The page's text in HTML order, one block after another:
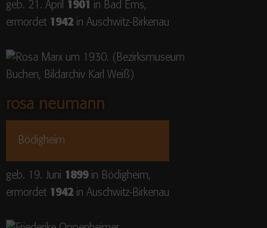
geb. 21. April 1901 in Bad Ems,
ermordet 1942 in Auschwitz-Birkenau
rosa neumann
Bödigheim
geb. 19. Juni 1899in Bödigheim,
ermordet 1942 in Auschwitz-Birkenau